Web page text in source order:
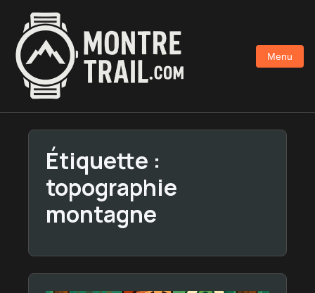
contenu
principal
Menu
Étiquette :
topographie
montagne